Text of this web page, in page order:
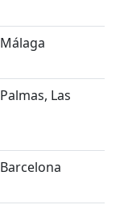
Málaga
Palmas, Las
Barcelona